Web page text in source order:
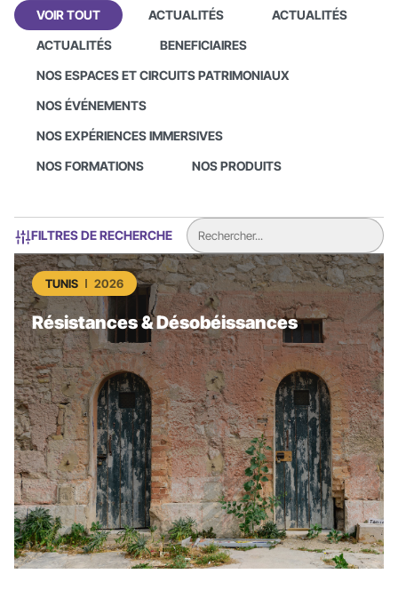
VOIR TOUT ACTUALITÉS
ACTUALITÉS
ACTUALITÉS
BENEFICIAIRES
NOS ESPACES ET CIRCUITS PATRIMONIAUX
NOS ÉVÉNEMENTS
NOS EXPÉRIENCES IMMERSIVES
NOS FORMATIONS
NOS PRODUITS
FILTRES DE RECHERCHE
TUNIS 2026
Résistances & Désobéissances